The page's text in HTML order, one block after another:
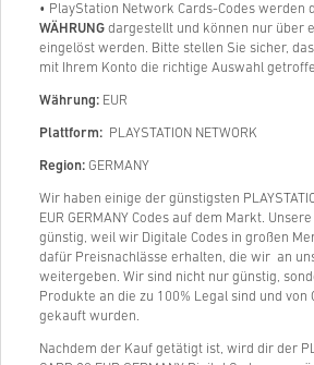
• PlayStation Network Cards-Codes werden
WÄHRUNG dargestellt und können nur über
eingelöst werden. Bitte stellen Sie sicher,
mit Ihrem Konto die richtige Auswahl
Währung: EUR
Plattform: PLAYSTATION NETWORK
Region: GERMANY
Wir haben einige der günstigsten
EUR GERMANY Codes auf dem Markt.
günstig, weil wir Digitale Codes in großen
dafür Preisnachlässe erhalten, die wir an
weitergeben. Wir sind nicht nur günstig,
Produkte an die zu 100% Legal sind und
gekauft wurden.
Nachdem der Kauf getätigt ist, wird dir der